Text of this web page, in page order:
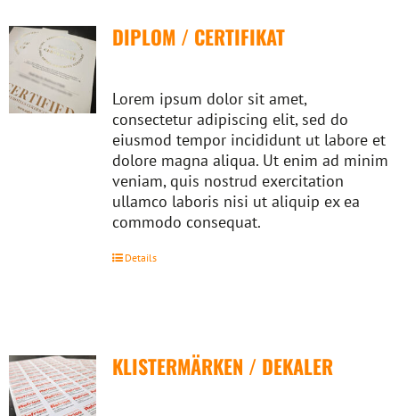
DIPLOM / CERTIFIKAT
Lorem ipsum dolor sit amet,
consectetur adipiscing elit, sed do
eiusmod tempor incididunt ut labore et
dolore magna aliqua. Ut enim ad minim
veniam, quis nostrud exercitation
ullamco laboris nisi ut aliquip ex ea
commodo consequat.
Details
KLISTERMÄRKEN / DEKALER